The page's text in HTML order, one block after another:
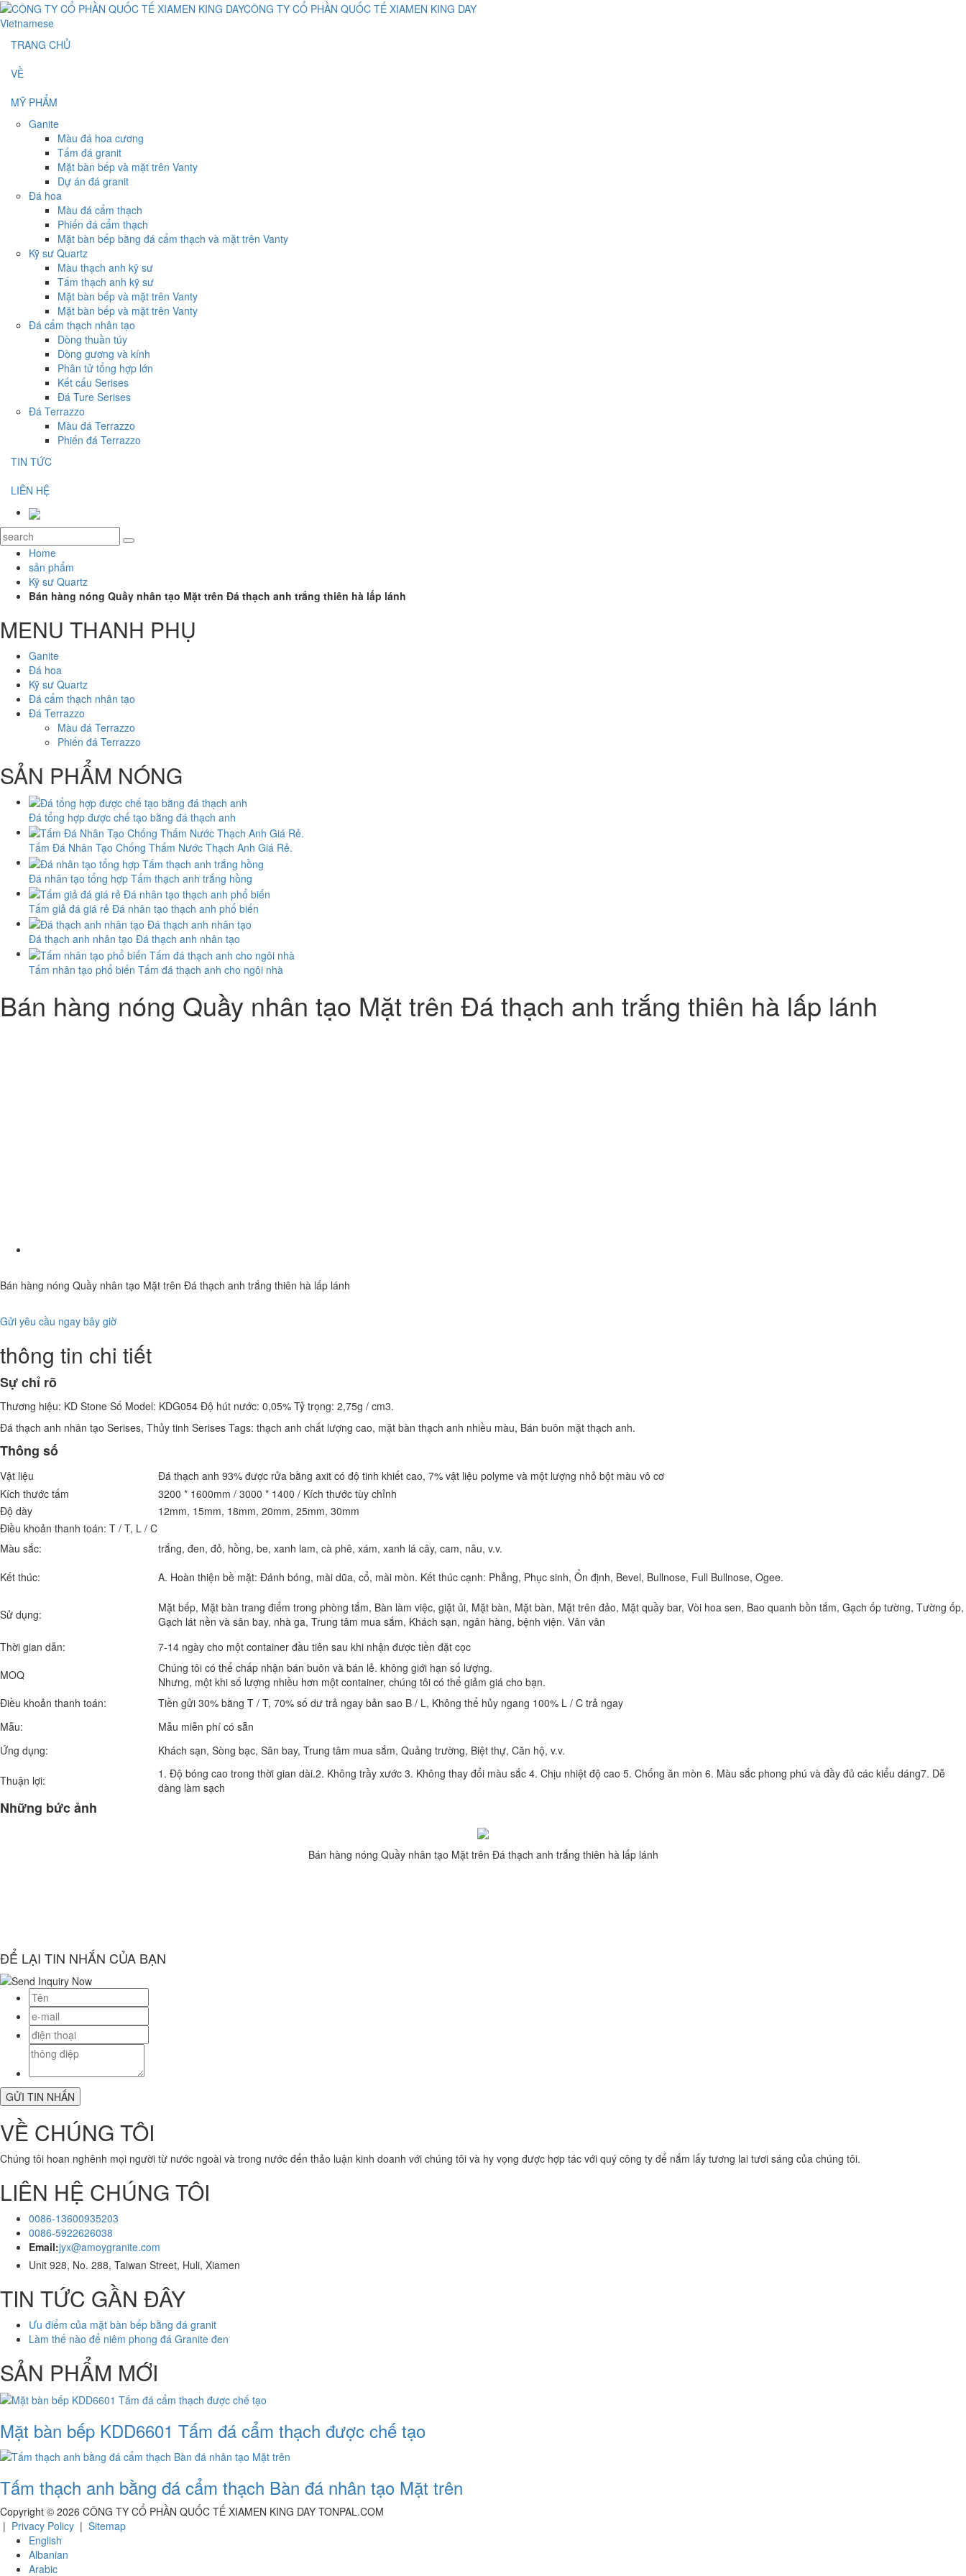
Vietnamese
TRANG CHỦ
VỀ
MỸ PHẨM
Ganite
Màu đá hoa cương
Tấm đá granit
Mặt bàn bếp và mặt trên Vanty
Dự án đá granit
Đá hoa
Màu đá cẩm thạch
Phiến đá cẩm thạch
Mặt bàn bếp bằng đá cẩm thạch và mặt trên Vanty
Kỹ sư Quartz
Màu thạch anh kỹ sư
Tấm thạch anh kỹ sư
Mặt bàn bếp và mặt trên Vanty
Mặt bàn bếp và mặt trên Vanty
Đá cẩm thạch nhân tạo
Dòng thuần túy
Dòng gương và kính
Phân tử tổng hợp lớn
Kết cấu Serises
Đá Ture Serises
Đá Terrazzo
Màu đá Terrazzo
Phiến đá Terrazzo
TIN TỨC
LIÊN HỆ
Home
sản phẩm
Kỹ sư Quartz
Bán hàng nóng Quầy nhân tạo Mặt trên Đá thạch anh trắng thiên hà lấp lánh
MENU THANH PHỤ
Ganite
Đá hoa
Kỹ sư Quartz
Đá cẩm thạch nhân tạo
Đá Terrazzo
Màu đá Terrazzo
Phiến đá Terrazzo
SẢN PHẨM NÓNG
Đá tổng hợp được chế tạo bằng đá thạch anh
Tấm Đá Nhân Tạo Chống Thấm Nước Thạch Anh Giá Rẻ.
Đá nhân tạo tổng hợp Tấm thạch anh trắng hồng
Tấm giả đá giá rẻ Đá nhân tạo thạch anh phổ biến
Đá thạch anh nhân tạo Đá thạch anh nhân tạo
Tấm nhân tạo phổ biến Tấm đá thạch anh cho ngôi nhà
Bán hàng nóng Quầy nhân tạo Mặt trên Đá thạch anh trắng thiên hà lấp lánh
Bán hàng nóng Quầy nhân tạo Mặt trên Đá thạch anh trắng thiên hà lấp lánh
Gửi yêu cầu ngay bây giờ
thông tin chi tiết
Sự chỉ rõ
Thương hiệu: KD Stone Số Model: KDG054 Độ hút nước: 0,05% Tỷ trọng: 2,75g / cm3.
Đá thạch anh nhân tạo Serises, Thủy tinh Serises Tags: thạch anh chất lượng cao, mặt bàn thạch anh nhiều màu, Bán buôn mặt thạch anh.
Thông số
Vật liệu
Đá thạch anh 93% được rửa bằng axit có độ tinh khiết cao, 7% vật liệu polyme và một lượng nhỏ bột màu vô cơ
Kích thước tấm
3200 * 1600mm / 3000 * 1400 / Kích thước tùy chỉnh
Độ dày
12mm, 15mm, 18mm, 20mm, 25mm, 30mm
Điều khoản thanh toán: T / T, L / C
Màu sắc:
trắng, đen, đỏ, hồng, be, xanh lam, cà phê, xám, xanh lá cây, cam, nâu, v.v.
Kết thúc:
A. Hoàn thiện bề mặt: Đánh bóng, mài dũa, cổ, mài mòn. Kết thúc cạnh: Phẳng, Phục sinh, Ổn định, Bevel, Bullnose, Full Bullnose, Ogee.
Sử dụng:
Mặt bếp, Mặt bàn trang điểm trong phòng tắm, Bàn làm việc, giặt ủi, Mặt bàn, Mặt bàn, Mặt trên đảo, Mặt quầy bar, Vòi hoa sen, Bao quanh bồn tắm, Gạch ốp tường, Tường ốp,
Gạch lát nền và sân bay, nhà ga, Trung tâm mua sắm, Khách sạn, ngân hàng, bệnh viện. Vân vân
Thời gian dẫn:
7-14 ngày cho một container đầu tiên sau khi nhận được tiền đặt cọc
MOQ
Chúng tôi có thể chấp nhận bán buôn và bán lẻ. không giới hạn số lượng.
Nhưng, một khi số lượng nhiều hơn một container, chúng tôi có thể giảm giá cho bạn.
Điều khoản thanh toán:
Tiền gửi 30% bằng T / T, 70% số dư trả ngay bản sao B / L, Không thể hủy ngang 100% L / C trả ngay
Mẫu:
Mẫu miễn phí có sẵn
Ứng dụng:
Khách sạn, Sòng bạc, Sân bay, Trung tâm mua sắm, Quảng trường, Biệt thự, Căn hộ, v.v.
Thuận lợi:
1. Độ bóng cao trong thời gian dài.2. Không trầy xước 3. Không thay đổi màu sắc 4. Chịu nhiệt độ cao 5. Chống ăn mòn 6. Màu sắc phong phú và đầy đủ các kiểu dáng7. Dễ
dàng làm sạch
Những bức ảnh
Bán hàng nóng Quầy nhân tạo Mặt trên Đá thạch anh trắng thiên hà lấp lánh
ĐỂ LẠI TIN NHẮN CỦA BẠN
VỀ CHÚNG TÔI
Chúng tôi hoan nghênh mọi người từ nước ngoài và trong nước đến thảo luận kinh doanh với chúng tôi và hy vọng được hợp tác với quý công ty để nắm lấy tương lai tươi sáng của chúng tôi.
LIÊN HỆ CHÚNG TÔI
0086-13600935203
0086-5922626038
Email:jyx@amoygranite.com
Unit 928, No. 288, Taiwan Street, Huli, Xiamen
TIN TỨC GẦN ĐÂY
Ưu điểm của mặt bàn bếp bằng đá granit
Làm thế nào để niêm phong đá Granite đen
SẢN PHẨM MỚI
Mặt bàn bếp KDD6601 Tấm đá cẩm thạch được chế tạo
Tấm thạch anh bằng đá cẩm thạch Bàn đá nhân tạo Mặt trên
Copyright © 2026 CÔNG TY CỔ PHẦN QUỐC TẾ XIAMEN KING DAY TONPAL.COM
| Privacy Policy | Sitemap
English
Albanian
Arabic